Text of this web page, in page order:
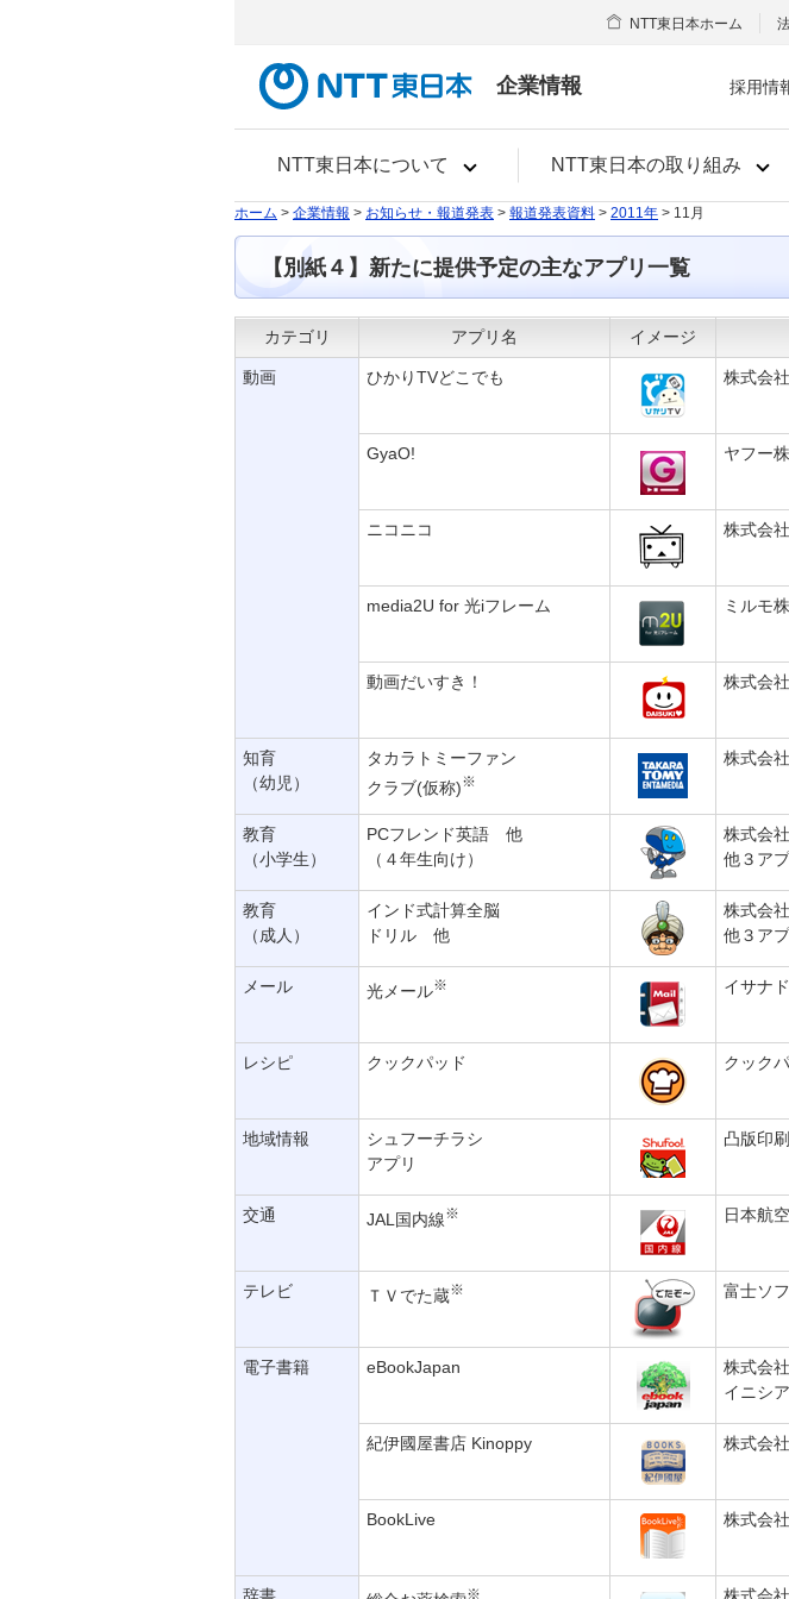
企業情報
NTT東日本について NTT東日本の取り組み
NTT東日本ホーム
採用情
ホーム > 企業情報 > お知らせ・報道発表 > 報道発表資料 > 2011年 > 11月
【別紙４】新たに提供予定の主なアプリ一覧
カテゴリ アプリ名 イメージ
動画 ひかりTVどこでも 株式会
GyaO! ヤフー
ニコニコ 株式会
media2U for 光iフレーム ミルモ
動画だいすき！ 株式会
知育
（幼児）
タカラトミーファン
クラブ(仮称)※
株式会
教育
（小学生）
PCフレンド英語 他
（４年生向け）
株式会
他３ア
教育
（成人）
インド式計算全脳
ドリル 他
株式会
他３ア
メール 光メール※ イサナ
レシピ クックパッド クック
地域情報
シュフーチラシ
アプリ
凸版印
交通 JAL国内線※ 日本航
テレビ ＴＶでた蔵※ 富士ソ
電子書籍 eBookJapan
株式会
イニシ
紀伊國屋書店 Kinoppy 株式会
BookLive 株式会
※